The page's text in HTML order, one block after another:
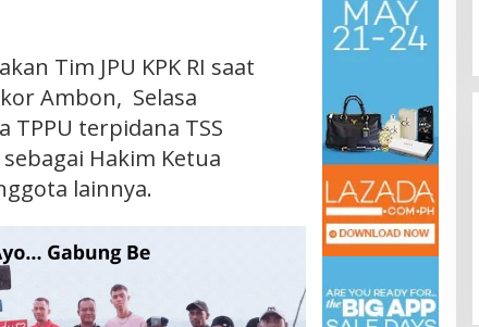
Tim JPU KPK RI saat
Ambon, Selasa
TPPU terpidana TSS
Hakim Ketua
lainnya.